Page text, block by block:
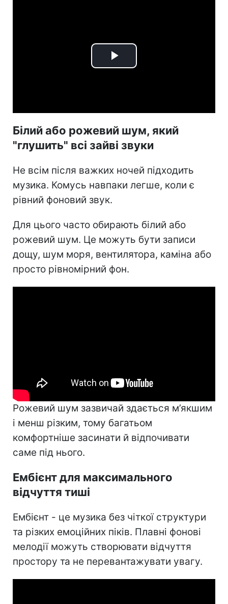
Play
Білий або рожевий шум, який
"глушить" всі зайві звуки
Не всім після важких ночей підходить
музика. Комусь навпаки легше, коли є
рівний фоновий звук.
Для цього часто обирають білий або
рожевий шум. Це можуть бути записи
дощу, шум моря, вентилятора, каміна або
просто рівномірний фон.
Рожевий шум зазвичай здається м’якшим
і менш різким, тому багатьом
комфортніше засинати й відпочивати
саме під нього.
Ембієнт для максимального
відчуття тиші
Ембієнт - це музика без чіткої структури
та різких емоційних піків. Плавні фонові
мелодії можуть створювати відчуття
простору та не перевантажувати увагу.